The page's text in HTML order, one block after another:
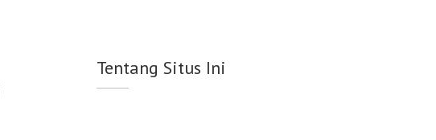
Tentang Situs Ini